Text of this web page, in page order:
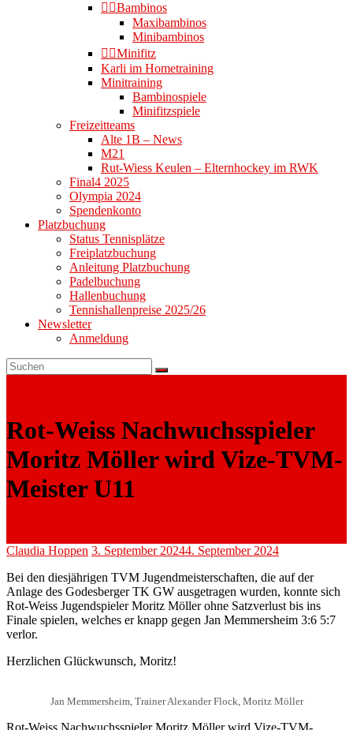
👉🏻Bambinos
Maxibambinos
Minibambinos
👉🏻Minifitz
Karli im Hometraining
Minitraining
Bambinospiele
Minifitzspiele
Freizeitteams
Alte 1B – News
M21
Rut-Wiess Keulen – Elternhockey im RWK
Final4 2025
Olympia 2024
Spendenkonto
Platzbuchung
Status Tennisplätze
Freiplatzbuchung
Anleitung Platzbuchung
Padelbuchung
Hallenbuchung
Tennishallenpreise 2025/26
Newsletter
Anmeldung
Rot-Weiss Nachwuchsspieler
Moritz Möller wird Vize-TVM-
Meister U11
Claudia Hoppen 3. September 20244. September 2024
Bei den diesjährigen TVM Jugendmeisterschaften, die auf der
Anlage des Godesberger TK GW ausgetragen wurden, konnte sich
Rot-Weiss Jugendspieler Moritz Möller ohne Satzverlust bis ins
Finale spielen, welches er knapp gegen Jan Memmersheim 3:6 5:7
verlor.
Herzlichen Glückwunsch, Moritz!
Jan Memmersheim, Trainer Alexander Flock, Moritz Möller